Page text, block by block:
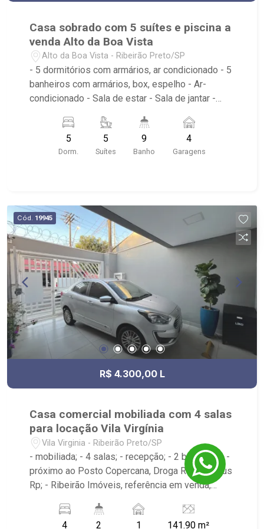
Casa sobrado com 5 suítes e piscina a
venda Alto da Boa Vista
Alto da Boa Vista - Ribeirão Preto/SP
- 5 dormitórios com armários, ar condicionado - 5
banheiros com armários, box, espelho - Ar-
condicionado - Sala de estar - Sala de jantar -
Escritório - Lavabo - Cozinha tradicional -
Despensa - Área de serviço - Dormitório de
serviço - Banheiro de serviço - Adega - Varanda
gramado - Jardim com paisagismo - Canil -
Aquecimento solar - Energia fotovoltaica -
Iluminação - Portão eletrônico - Próximo a Praça
11 de Setembro, Clinica Vascullare, empório Casa
Oliveira, Burger King - Entre avenidas Professor
João Fiusa e Coronel Ferreira Leite
5
Dorm.
5
Suítes
9
Banho
4
Garagens
Cód. 19945
R$ 4.300,00 L
Casa comercial mobiliada com 4 salas
para locação Vila Virgínia
Vila Virginia - Ribeirão Preto/SP
- mobiliada; - 4 salas; - recepção; - 2 banheiros; -
próximo ao Posto Copercana, Droga Raia, Invctus
Rp; - Ribeirão Imóveis, referência em venda,
Imóveis, afinal Somos e Vivemos Ribeirão: -
4 2 1 141.90 m²